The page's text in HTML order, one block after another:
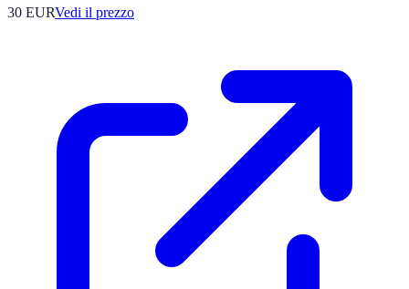
30 EURVedi il prezzo